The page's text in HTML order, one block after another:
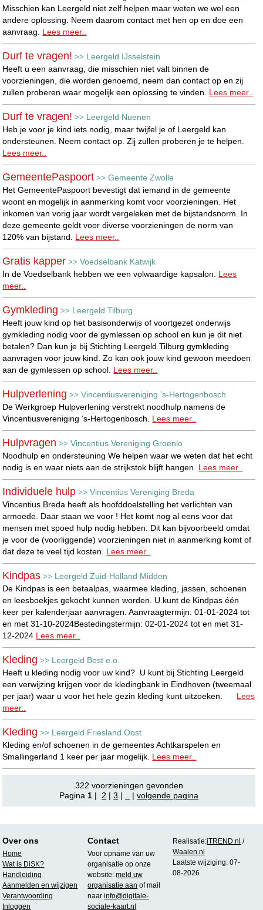
Misschien kan Leergeld niet zelf helpen maar weten we wel een
andere oplossing. Neem daarom contact met hen op en doe een
aanvraag. Lees meer..
Durf te vragen! >> Leergeld IJsselstein
Heeft u een aanvraag, die misschien niet valt binnen de
voorzieningen, die worden genoemd, neem dan contact op en zij
zullen proberen waar mogelijk een oplossing te vinden. Lees meer..
Durf te vragen! >> Leergeld Nuenen
Heb je voor je kind iets nodig, maar twijfel je of Leergeld kan
ondersteunen. Neem contact op. Zij zullen proberen je te helpen.
Lees meer..
GemeentePaspoort >>Gemeente Zwolle
Het GemeentePaspoort bevestigt dat iemand in de gemeente
woont en mogelijk in aanmerking komt voor voorzieningen. Het
inkomen van vorig jaar wordt vergeleken met de bijstandsnorm. In
deze gemeente geldt voor diverse voorzieningen de norm van
120% van bijstand. Lees meer..
Gratis kapper >>Voedselbank Katwijk
In de Voedselbank hebben we een volwaardige kapsalon. Lees
meer..
Gymkleding >> Leergeld Tilburg
Heeft jouw kind op het basisonderwijs of voortgezet onderwijs
gymkleding nodig voor de gymlessen op school en kun je dit niet
betalen? Dan kun je bij Stichting Leergeld Tilburg gymkleding
aanvragen voor jouw kind. Zo kan ook jouw kind gewoon meedoen
aan de gymlessen op school. Lees meer..
Hulpverlening >>Vincentiusvereniging ’s-Hertogenbosch
De Werkgroep Hulpverlening verstrekt noodhulp namens de
Vincentiusvereniging ‘s-Hertogenbosch. Lees meer..
Hulpvragen >>Vincentius Vereniging Groenlo
Noodhulp en ondersteuning We helpen waar we weten dat het echt
nodig is en waar niets aan de strijkstok blijft hangen. Lees meer..
Individuele hulp >>Vincentius Vereniging Breda
Vincentius Breda heeft als hoofddoelstelling het verlichten van
armoede. Daar staan we voor ! Het komt nog al eens voor dat
mensen met spoed hulp nodig hebben. Dit kan bijvoorbeeld omdat
je voor de (voorliggende) voorzieningen niet in aanmerking komt of
dat deze te veel tijd kosten. Lees meer..
Kindpas >> Leergeld Zuid-Holland Midden
De Kindpas is een betaalpas, waarmee kleding, jassen, schoenen
en leesboekjes gekocht kunnen worden. U kunt de Kindpas één
keer per kalenderjaar aanvragen. Aanvraagtermijn: 01-01-2024 tot
en met 31-10-2024Bestedingstermijn: 02-01-2024 tot en met 31-
12-2024 Lees meer..
Kleding >> Leergeld Best e.o.
Heeft u kleding nodig voor uw kind? U kunt bij Stichting Leergeld
een verwijzing krijgen voor de kledingbank in Eindhoven (tweemaal
per jaar) waar u voor het hele gezin kleding kunt uitzoeken. Lees
meer..
Kleding >> Leergeld Friesland Oost
Kleding en/of schoenen in de gemeentes Achtkarspelen en
Smallingerland 1 keer per jaar mogelijk. Lees meer..
322 voorzieningen gevonden
Pagina 1 | 2 |3 | |volgende pagina
Over ons
Home
Wat is DiSK?
Handleiding
Aanmelden en wijzigen
Verantwoording
Inloggen
Contact
Voor opname van uw
organisatie op onze
website:meld uw
organisatie aan of mail
naarinfo@digitale-
sociale-kaart.nl
Realisatie:iTREND.nl /
Waalen.nl
Laatste wijziging: 07-
08-2026